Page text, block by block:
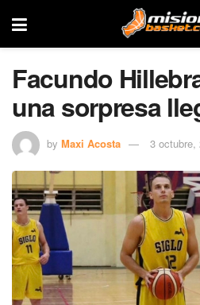
Facundo
una sorpresa
by Maxi Acosta 3 octubre,